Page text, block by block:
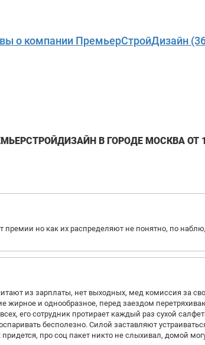
о компании ПремьерСтройДизайн
В ГОРОДЕ МОСКВА ОТ
премии но как их распределяют не понятно, по
из зарплаты, нет выходных, мед комиссия за
жирное и однообразное, перед заездом
его сотрудник протирает каждый раз сухой
бесполезно. Силой заставляют
про соц пакет никто не слыхивал, домой